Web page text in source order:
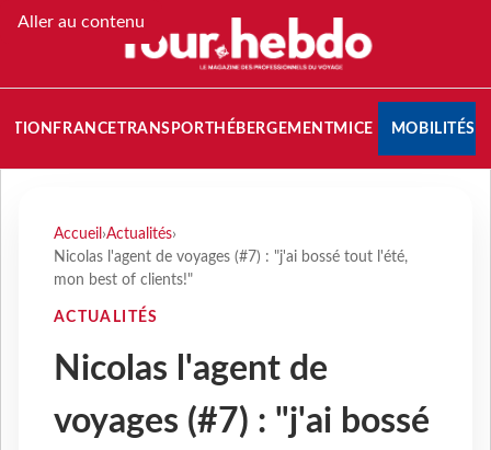
Aller au contenu
FRANCETRANSPORT HÉBERGEMENTMICE MOBILITÉS
Accueil ›Actualités›
Nicolas l'agent de voyages (#7) : "j'ai bossé tout l'été,
mon best of clients!"
ACTUALITÉS
Nicolas l'agent de
voyages (#7) : "j'ai bossé